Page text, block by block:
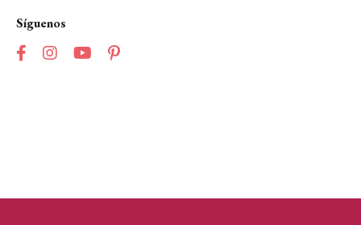
Síguenos